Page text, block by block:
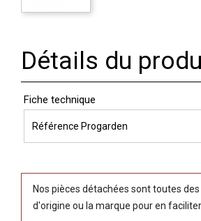
Détails du
Fiche technique
Référence Progarden
Nos pièces détachées sont toutes
d'origine ou la marque pour en